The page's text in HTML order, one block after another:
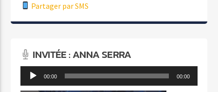
Partager par SMS
INVITÉE : ANNA SERRA
Lecteur 00:00 00:00